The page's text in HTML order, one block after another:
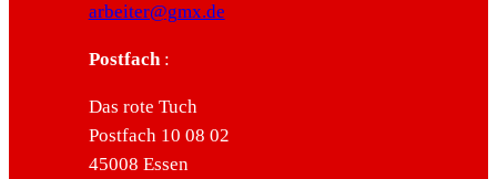
arbeiter@gmx.de
Postfach:
Das rote Tuch
Postfach 10 08 02
45008 Essen